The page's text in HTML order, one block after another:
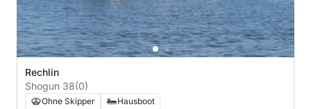
Rechlin
Shogun 38(0)
Ohne Skipper
Hausboot